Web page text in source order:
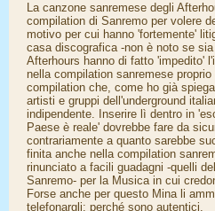
La canzone sanremese degli
compilation di Sanremo per volere
motivo per cui hanno 'fortemente'
casa discografica -non è noto se
Afterhours hanno di fatto 'impedito'
nella compilation sanremese
compilation che, come ho già
artisti e gruppi dell'underground
indipendente. Inserire lì dentro in
Paese è reale' dovrebbe fare da
contrariamente a quanto sarebbe
finita anche nella compilation
rinunciato a facili guadagni -quelli
Sanremo- per la Musica in cui
Forse anche per questo Mina li
telefonargli: perché sono autentici.